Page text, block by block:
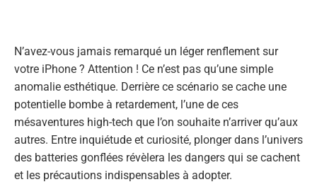
N’avez-vous jamais remarqué un léger renflement sur
votre iPhone ? Attention ! Ce n’est pas qu’une simple
anomalie esthétique. Derrière ce scénario se cache une
potentielle bombe à retardement, l’une de ces
mésaventures high-tech que l’on souhaite n’arriver qu’aux
autres. Entre inquiétude et curiosité, plonger dans l’univers
des batteries gonflées révèlera les dangers qui se cachent
et les précautions indispensables à adopter.